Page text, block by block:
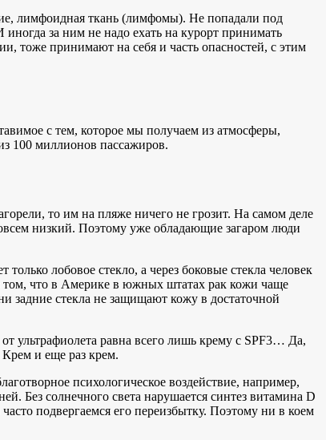
лимфоидная ткань (лимфомы). Не попадали под
за ним не надо ехать на курорт принимать
тоже принимают на себя и часть опасностей, с этим
с тем, которое мы получаем из атмосферы,
100 миллионов пассажиров.
то им на пляже ничего не грозит. На самом деле
низкий. Поэтому уже обладающие загаром люди
лобовое стекло, а через боковые стекла человек
что в Америке в южных штатах рак кожи чаще
задние стекла не защищают кожу в достаточной
ультрафиолета равна всего лишь крему с SPF3… Да,
Крем и еще раз крем.
психологическое воздействие, например,
Без солнечного света нарушается синтез витамина D
подвергаемся его переизбытку. Поэтому ни в коем